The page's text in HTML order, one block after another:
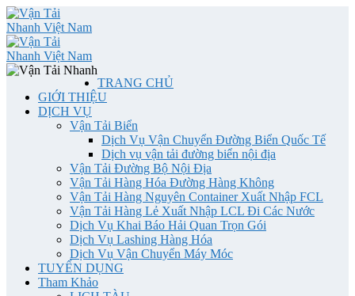
TRANG CHỦ
GIỚI THIỆU
DỊCH VỤ
Vận Tải Biển
Dịch Vụ Vận Chuyển Đường Biển Quốc Tế
Dịch vụ vận tải đường biển nội địa
Vận Tải Đường Bộ Nội Địa
Vận Tải Hàng Hóa Đường Hàng Không
Vận Tải Hàng Nguyên Container Xuất Nhập FCL
Vận Tải Hàng Lẻ Xuất Nhập LCL Đi Các Nước
Dịch Vụ Khai Báo Hải Quan Trọn Gói
Dịch Vụ Lashing Hàng Hóa
Dịch Vụ Vận Chuyển Máy Móc
TUYỂN DỤNG
Tham Khảo